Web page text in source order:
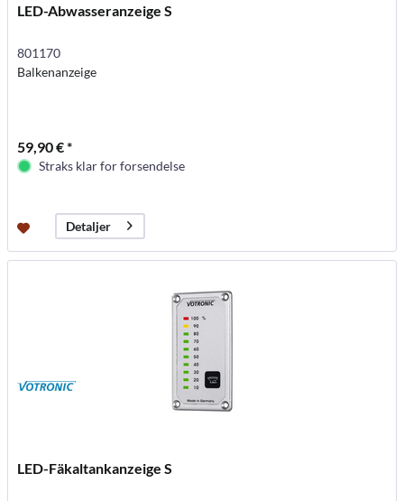
LED-Abwasseranzeige S
801170
Balkenanzeige
59,90 € *
Straks klar for forsendelse
Detaljer
LED-Fäkaltankanzeige S